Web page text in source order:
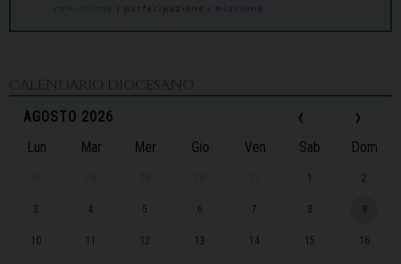
CALENDARIO DIOCESANO
‹
AGOSTO 2026 ›
Lun Mar Mer Gio Ven Sab Dom
1 2
3 4 5 6 7 8 9
10 11 12 13 14 15 16